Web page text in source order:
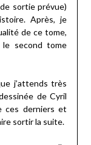
sortie prévue)
Après, je
de ce tome,
second tome
j’attends très
de Cyril
ces derniers et
sortir la suite.